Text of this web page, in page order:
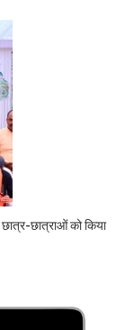
छात्र-छात्राओं को किया